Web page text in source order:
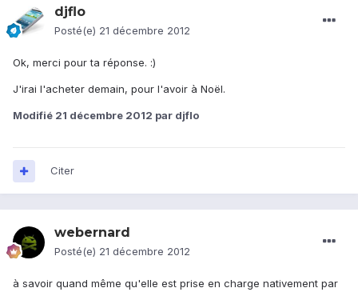
djflo
Posté(e) 21 décembre 2012
Ok, merci pour ta réponse. :)
J'irai l'acheter demain, pour l'avoir à Noël.
Modifié 21 décembre 2012 par djflo
Citer
webernard
Posté(e) 21 décembre 2012
à savoir quand même qu'elle est prise en charge nativement par